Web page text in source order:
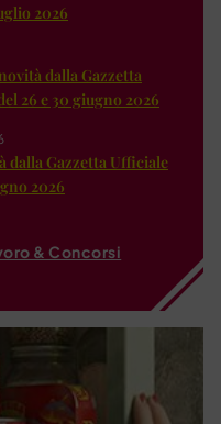
2026
dalla Gazzetta
26 e 30 giugno 2026
dalla Gazzetta Ufficiale
2026
& Concorsi